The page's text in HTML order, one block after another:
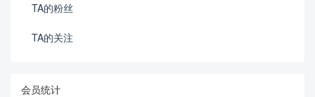
TA的粉丝
TA的关注
会员统计